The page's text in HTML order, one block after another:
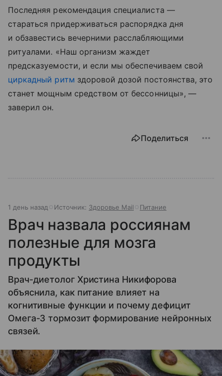
Последняя рекомендация специалиста —
стараться придерживаться распорядка дня
и обзавестись вечерними расслабляющими
ритуалами. «Наш организм жаждет
предсказуемости, и если мы обеспечиваем свой
циркадный ритм здоровой дозой постоянства, это
станет мощным средством от бессонницы», —
заверил он.
Поделиться
1 день назад Источник: Здоровье Mail Питание
Врач назвала россиянам
полезные для мозга
продукты
Врач-диетолог Христина Никифорова
объяснила, как питание влияет на
когнитивные функции и почему дефицит
Омега-3 тормозит формирование нейронных
связей.